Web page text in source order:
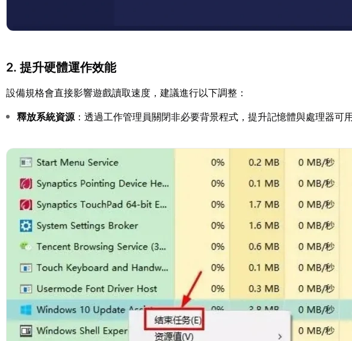
2. 提升硬體運作效能
設備規格會直接影響遊戲讀取速度，建議進行以下調整：
釋放系統資源：透過工作管理員關閉非必要背景程式，提升記憶體與處理器可